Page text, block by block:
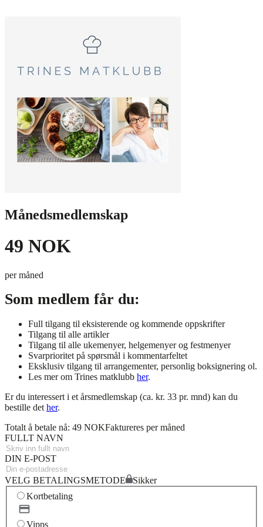
Månedsmedlemskap
49 NOK
per måned
Som medlem får du:
Full tilgang til eksisterende og kommende oppskrifter
Tilgang til alle artikler
Tilgang til alle ukemenyer, helgemenyer og festmenyer
Svarprioritet på spørsmål i kommentarfeltet
Eksklusiv tilgang til arrangementer, personlig boksignering ol.
Les mer om Trines matklubb her.
Er du interessert i et årsmedlemskap (ca. kr. 33 pr. mnd) kan du
bestille det her.
Totalt å betale nå: 49 NOKFaktureres per måned
FULLT NAVN
DIN E-POST
VELG BETALINGSMETODE
Sikker
Kortbetaling
Vipps